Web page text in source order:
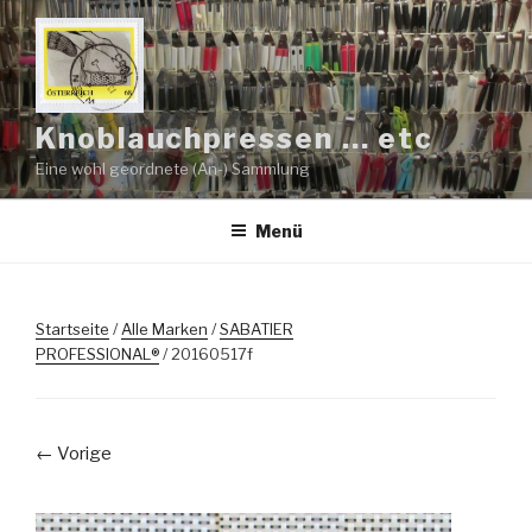
Zum
Inhalt
springen
Knoblauchpressen … etc
Eine wohl geordnete (An-) Sammlung
Menü
Startseite /Alle Marken /SABATIER
PROFESSIONAL®/ 20160517f
← Vorige